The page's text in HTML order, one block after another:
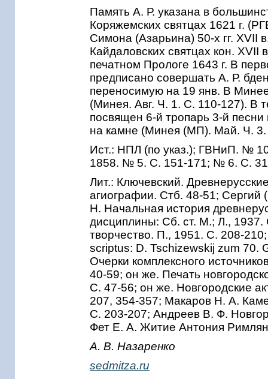
Память А. Р. указана в
Коряжемских святцах 1621 г.
Симона (Азарьина) 50-х гг.
Кайдаловских святцах кон. XVII
печатном Прологе 1643 г. В
предписано совершать А. Р.
переносимую на 19 янв. В
(Минея. Авг. Ч. 1. С. 110-127). В
посвящен 6-й тропарь 3-й песни
на камне (Минея (МП). Май. Ч.
Ист.: НПЛ (по указ.); ГВНиП. №
1858. № 5. С. 151-171; № 6. С.
Лит.: Ключевский.
агиографии. Стб. 48-51; Сергий
Н. Начальная история
дисциплины: Сб. ст. М.; Л., 1937.
творчество. П., 1951. С. 208-
scriptus: D. Tschizewskij zum 70.
Очерки комплексного
40-59; он же. Печать
С. 47-56; он же. Новгородские
207, 354-357; Макаров Н. А.
С. 203-207; Андреев В. Ф.
Фет Е. А. Житие Антония
А. В. Назаренко
sedmitza.ru